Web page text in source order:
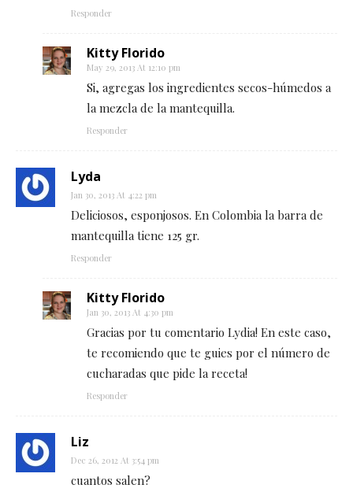
Responder
Kitty Florido
May 29, 2013 At 12:10 pm
Si, agregas los ingredientes secos-húmedos a
la mezcla de la mantequilla.
Responder
Lyda
Jan 30, 2013 At 4:22 pm
Deliciosos, esponjosos. En Colombia la barra de
mantequilla tiene 125 gr.
Responder
Kitty Florido
Jan 30, 2013 At 4:30 pm
Gracias por tu comentario Lydia! En este caso,
te recomiendo que te guies por el número de
cucharadas que pide la receta!
Responder
Liz
Dec 26, 2012 At 3:54 pm
cuantos salen?